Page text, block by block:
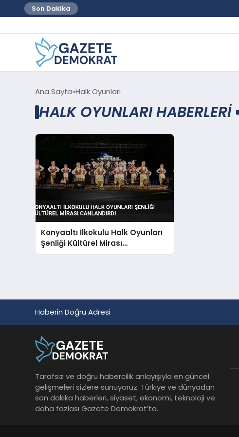
Son Dakika
Ana Sayfa Halk Oyunları
HALK OYUNLARI HABERLERI
Konyaaltı İlkokulu Halk Oyunları
Şenliği Kültürel Mirası
Canlandırdı
Haberin Doğru Adresi
Tarafsız ve doğru habercilik anlayışıyla en güncel
gelişmeleri sizlere sunuyoruz. Türkiye ve dünyadan
son dakika haberleri, siyaset, ekonomi, teknoloji ve
daha fazlası Gazete Demokrat’ta.